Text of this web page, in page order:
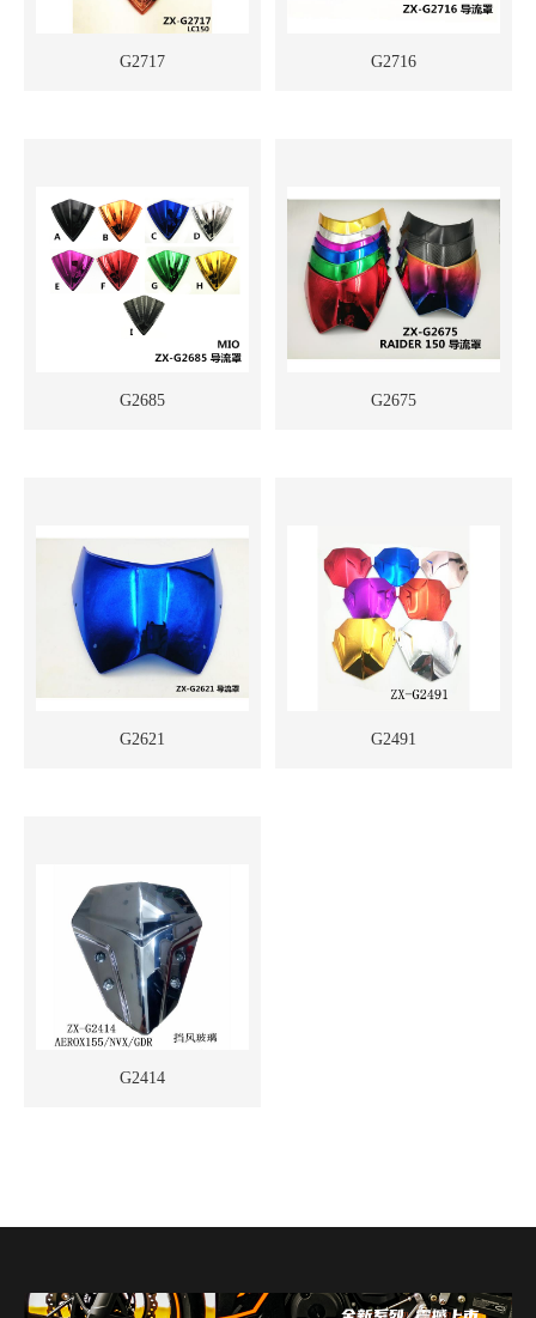
G2717 G2716
G2685 G2675
G2621 G2491
G2414